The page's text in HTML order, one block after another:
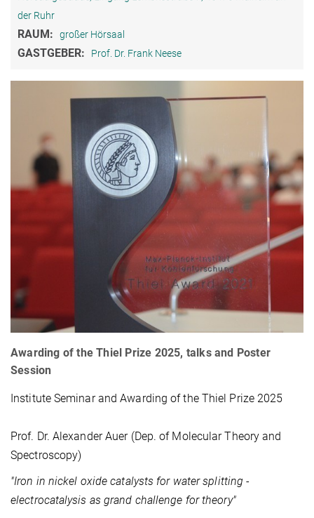
der Ruhr
RAUM: großer Hörsaal
GASTGEBER: Prof. Dr. Frank Neese
Awarding of the Thiel Prize 2025, talks and Poster
Session
Institute Seminar and Awarding of the Thiel Prize 2025
Prof. Dr. Alexander Auer (Dep. of Molecular Theory and
Spectroscopy)
"Iron in nickel oxide catalysts for water splitting -
electrocatalysis as grand challenge for theory"